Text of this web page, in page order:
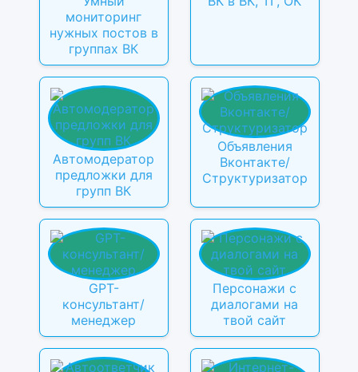
мониторинг
нужных постов в
группах ВК
Автомодератор
предложки для
групп ВК
Объявления
Вконтакте/
Структуризатор
GPT-
консультант/
менеджер
Персонажи с
диалогами на
твой сайт